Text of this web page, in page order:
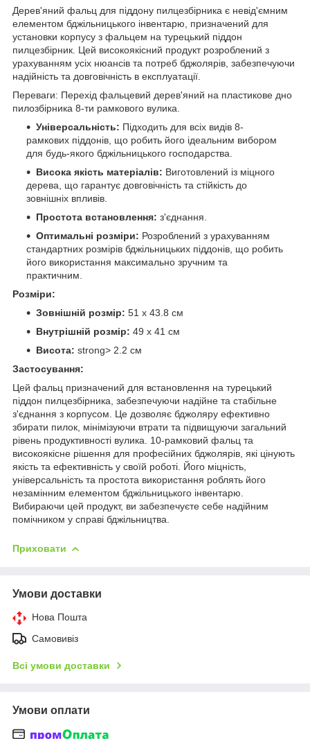
Дерев'яний фальц для піддону пилцезбірника є невід'ємним
елементом бджільницького інвентарю, призначений для
установки корпусу з фальцем на турецький піддон
пилцезбірник. Цей високоякісний продукт розроблений з
урахуванням усіх нюансів та потреб бджолярів, забезпечуючи
надійність та довговічність в експлуатації.
Переваги: ​​Перехід фальцевий дерев'яний на пластикове дно
пилозбірника 8-ти рамкового вулика.
Універсальність: Підходить для всіх видів 8-
рамкових піддонів, що робить його ідеальним вибором
для будь-якого бджільницького господарства.
Висока якість матеріалів: Виготовлений із міцного
дерева, що гарантує довговічність та стійкість до
зовнішніх впливів.
Простота встановлення: з'єднання.
Оптимальні розміри: Розроблений з урахуванням
стандартних розмірів бджільницьких піддонів, що робить
його використання максимально зручним та
практичним.
Розміри:
Зовнішній розмір: 51 х 43.8 см
Внутрішній розмір: 49 х 41 см
Висота: strong> 2.2 см
Застосування:
Цей фальц призначений для встановлення на турецький
піддон пилцезбірника, забезпечуючи надійне та стабільне
з'єднання з корпусом. Це дозволяє бджоляру ефективно
збирати пилок, мінімізуючи втрати та підвищуючи загальний
рівень продуктивності вулика. 10-рамковий фальц та
високоякісне рішення для професійних бджолярів, які цінують
якість та ефективність у своїй роботі. Його міцність,
універсальність та простота використання роблять його
незамінним елементом бджільницького інвентарю.
Вибираючи цей продукт, ви забезпечуєте себе надійним
помічником у справі бджільництва.
Приховати
Умови доставки
Нова Пошта
Самовивіз
Всі умови доставки
Умови оплати